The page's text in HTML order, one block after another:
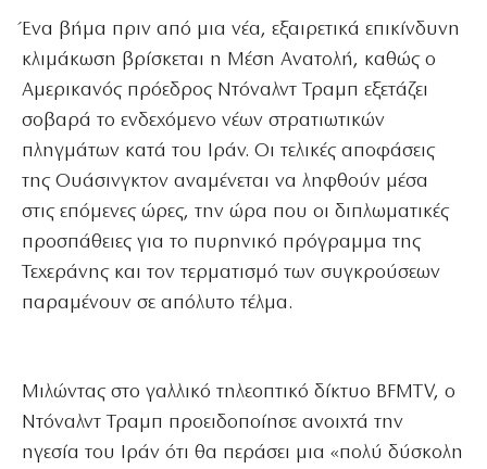
Ένα βήμα πριν από μια νέα, εξαιρετικά επικίνδυνη
κλιμάκωση βρίσκεται η Μέση Ανατολή, καθώς ο
Αμερικανός πρόεδρος Ντόναλντ Τραμπ εξετάζει
σοβαρά το ενδεχόμενο νέων στρατιωτικών
πληγμάτων κατά του Ιράν. Οι τελικές αποφάσεις
της Ουάσινγκτον αναμένεται να ληφθούν μέσα
στις επόμενες ώρες, την ώρα που οι διπλωματικές
προσπάθειες για το πυρηνικό πρόγραμμα της
Τεχεράνης και τον τερματισμό των συγκρούσεων
παραμένουν σε απόλυτο τέλμα.
Μιλώντας στο γαλλικό τηλεοπτικό δίκτυο BFMTV, ο
Ντόναλντ Τραμπ προειδοποίησε ανοιχτά την
ηγεσία του Ιράν ότι θα περάσει μια «πολύ δύσκολη